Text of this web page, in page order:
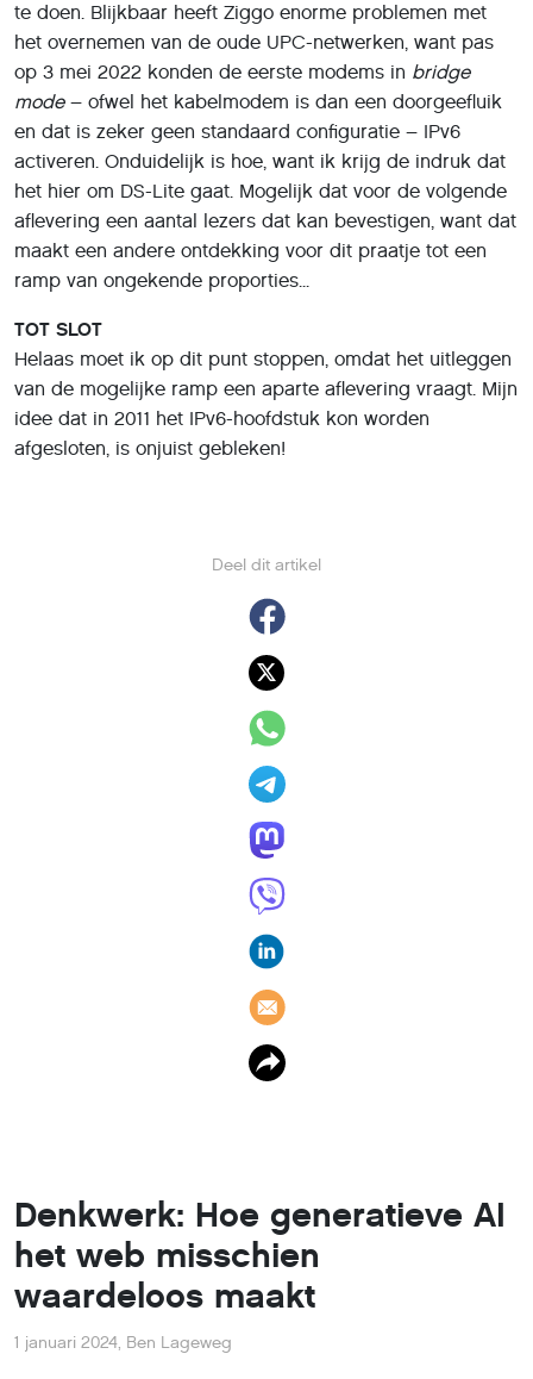
Deel dit artikel
te doen. Blijkbaar heeft Ziggo enorme problemen met
het overnemen van de oude UPC-netwerken, want pas
op 3 mei 2022 konden de eerste modems in bridge
mode – ofwel het kabelmodem is dan een doorgeefluik
en dat is zeker geen standaard configuratie – IPv6
activeren. Onduidelijk is hoe, want ik krijg de indruk dat
het hier om DS-Lite gaat. Mogelijk dat voor de volgende
aflevering een aantal lezers dat kan bevestigen, want dat
maakt een andere ontdekking voor dit praatje tot een
ramp van ongekende proporties...
TOT SLOT
Helaas moet ik op dit punt stoppen, omdat het uitleggen
van de mogelijke ramp een aparte aflevering vraagt. Mijn
idee dat in 2011 het IPv6-hoofdstuk kon worden
afgesloten, is onjuist gebleken!
Denkwerk: Hoe generatieve AI
het web misschien
waardeloos maakt
1 januari 2024, Ben Lageweg